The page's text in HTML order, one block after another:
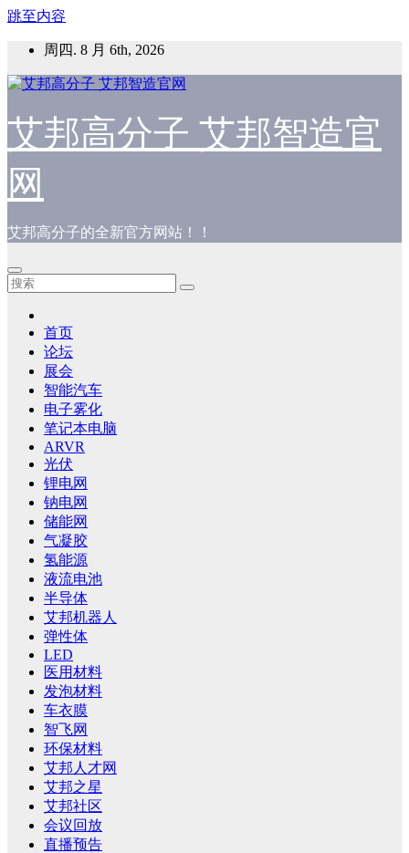
跳至内容
周四. 8 月 6th, 2026
艾邦高分子 艾邦智造官
网
艾邦高分子的全新官方网站！！
首页
论坛
展会
智能汽车
电子雾化
笔记本电脑
ARVR
光伏
锂电网
钠电网
储能网
气凝胶
氢能源
液流电池
半导体
艾邦机器人
弹性体
LED
医用材料
发泡材料
车衣膜
智飞网
环保材料
艾邦人才网
艾邦之星
艾邦社区
会议回放
直播预告